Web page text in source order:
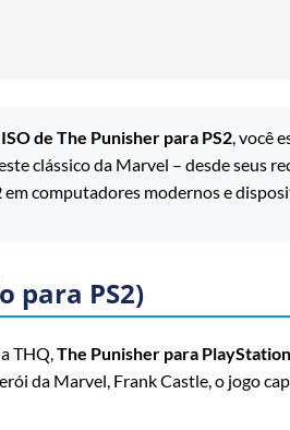
ISO de The Punisher para PS2, você
clássico da Marvel – desde seus
em computadores modernos e
para PS2)
THQ,The Punisher para
da Marvel, Frank Castle, o jogo